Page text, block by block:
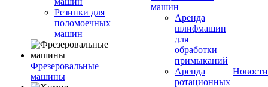
Резинки для
поломоечных
машин
Фрезеровальные
машины
машин
Аренда
шлифмашин
для
обработки
примыканий
Аренда
ротационных
Новости